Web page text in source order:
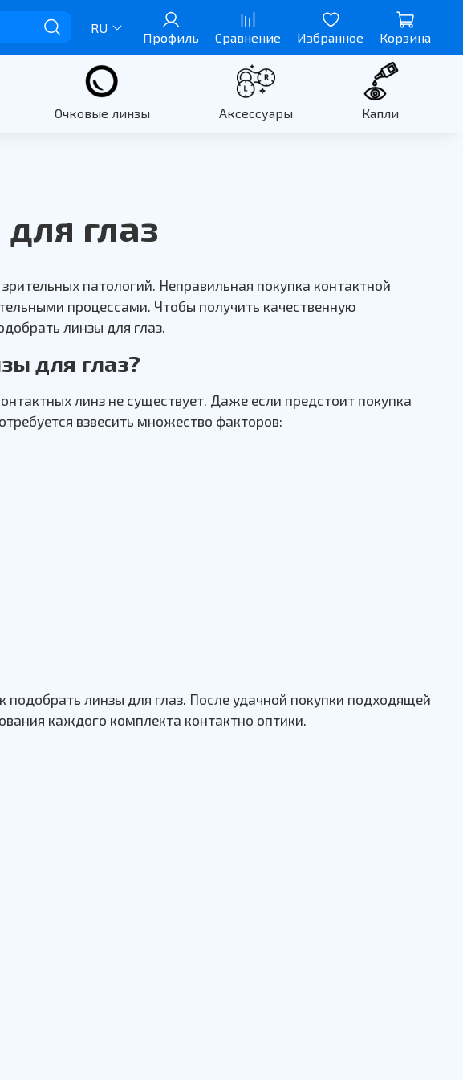
RU
Профиль Сравнение Избранное Корзина
Очковые линзы Аксессуары Капли
глаз
патологий. Неправильная покупка контактной
процессами. Чтобы получить качественную
линзы для глаз.
для глаз?
линз не существует. Даже если предстоит покупка
взвесить множество факторов:
линзы для глаз. После удачной покупки подходящей
каждого комплекта контактно оптики.